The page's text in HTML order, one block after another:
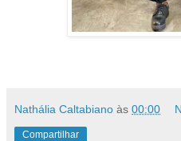
Nathália Caltabiano às 00:00
Compartilhar